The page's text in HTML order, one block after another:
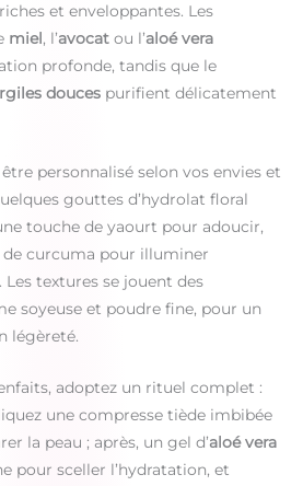
et enveloppantes. Les
miel , l’avocat ou l’aloé vera
profonde, tandis que le
douces purifient délicatement
personnalisé selon vos envies et
gouttes d’hydrolat floral
touche de yaourt pour adoucir,
de curcuma pour illuminer
textures se jouent des
soyeuse et poudre fine, pour un
légèreté.
adoptez un rituel complet :
une compresse tiède imbibée
la peau ; après, un gel d’aloé vera
pour sceller l’hydratation, et